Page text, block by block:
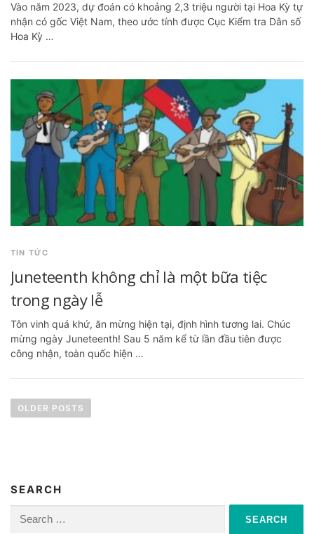
Vào năm 2023, dự đoán có khoảng 2,3 triệu người tại Hoa Kỳ tự
nhận có gốc Việt Nam, theo ước tính được Cục Kiểm tra Dân số
Hoa Kỳ …
TIN TỨC
Juneteenth không chỉ là một bữa tiệc
trong ngày lễ
Tôn vinh quá khứ, ăn mừng hiện tại, định hình tương lai. Chúc
mừng ngày Juneteenth! Sau 5 năm kể từ lần đầu tiên được
công nhận, toàn quốc hiện …
o
n
a
OLDER POSTS
SEARCH
Search
for: